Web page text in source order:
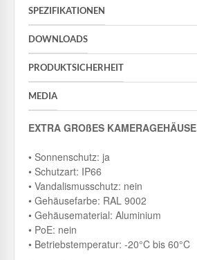
SPEZIFIKATIONEN
DOWNLOADS
PRODUKTSICHERHEIT
MEDIA
EXTRA GROßES KAMERAGEHÄUSE
• Sonnenschutz: ja
• Schutzart: IP66
• Vandalismusschutz: nein
• Gehäusefarbe: RAL 9002
• Gehäusematerial: Aluminium
• PoE: nein
• Betriebstemperatur: -20°C bis 60°C